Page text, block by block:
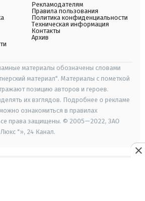
Рекламодателям
Правила пользования
Политика конфиденциальности
Техническая информация
Контакты
Архив
материалы обозначены словами
материал". Материалы с пометкой
позицию авторов и героев.
их взглядов. Подробнее о рекламе
ознакомиться в правилах
права защищены. © 2005—2022, ЗАО
"», 24 Канал.